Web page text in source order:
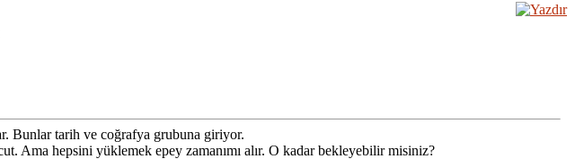
Bunlar tarih ve coğrafya grubuna giriyor.
Ama hepsini yüklemek epey zamanımı alır. O kadar bekleyebilir misiniz?